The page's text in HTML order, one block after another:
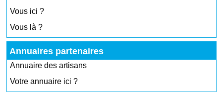
Vous ici ?
Vous là ?
Annuaires partenaires
Annuaire des artisans
Votre annuaire ici ?